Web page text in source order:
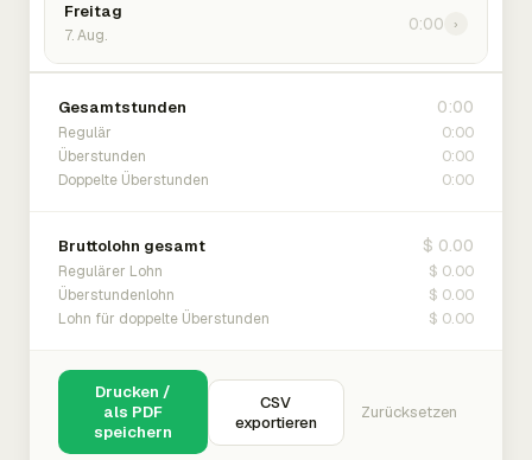
Freitag
7. Aug.
0:00 ›
Gesamtstunden 0:00
Regulär 0:00
Überstunden 0:00
Doppelte Überstunden 0:00
Bruttolohn gesamt $ 0.00
Regulärer Lohn $ 0.00
Überstundenlohn $ 0.00
Lohn für doppelte Überstunden $ 0.00
Drucken /
als PDF
speichern
CSV
exportieren
Zurücksetzen